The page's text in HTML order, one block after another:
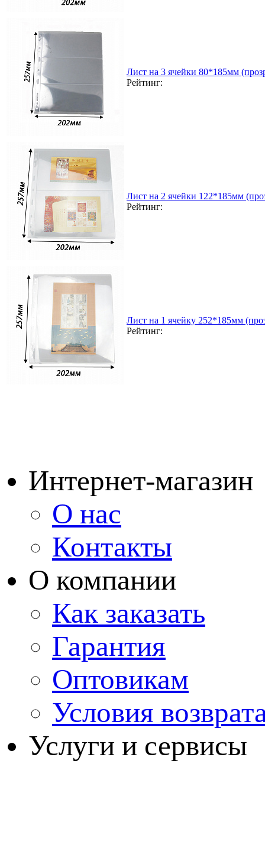
Лист на 3 ячейки 80*185мм
Рейтинг:
Лист на 2 ячейки 122*185мм
Рейтинг:
Лист на 1 ячейку 252*185мм
Рейтинг:
Интернет-магазин
О нас
Контакты
О компании
Как заказать
Гарантия
Оптовикам
Условия
Услуги и сервисы